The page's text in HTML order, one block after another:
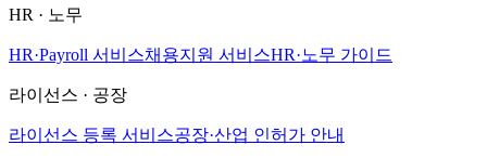
HR · 노무
HR·Payroll 서비스채용지원 서비스HR·노무 가이드
라이선스 · 공장
라이선스 등록 서비스공장·산업 인허가 안내